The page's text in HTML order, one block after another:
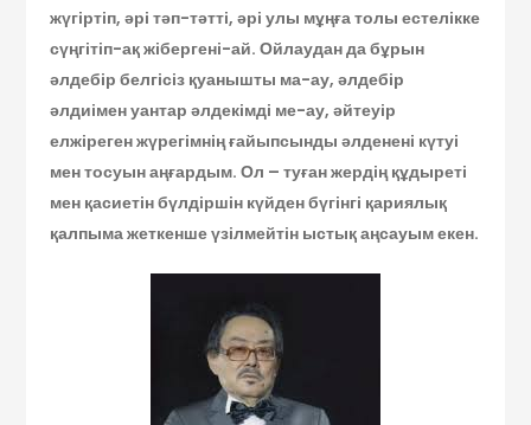
жүгіртіп, әрі тәп-тәтті, әрі улы мұңға толы естелікке
сүңгітіп-ақ жібергені-ай. Ойлаудан да бұрын
әлдебір белгісіз қуанышты ма-ау, әлдебір
әлдиімен уантар әлдекімді ме-ау, әйтеуір
елжіреген жүрегімнің ғайыпсынды әлденені күтуі
мен тосуын аңғардым. Ол – туған жердің құдыреті
мен қасиетін бүлдіршін күйден бүгінгі қариялық
қалпыма жеткенше үзілмейтін ыстық аңсауым екен.